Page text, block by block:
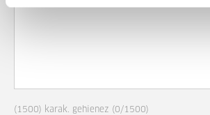
( 1500) karak. gehienez (0/ 1500)